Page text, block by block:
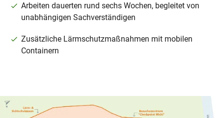
Arbeiten dauerten rund sechs Wochen, begleitet von
unabhängigen Sachverständigen
Zusätzliche Lärmschutzmaßnahmen mit mobilen
Containern